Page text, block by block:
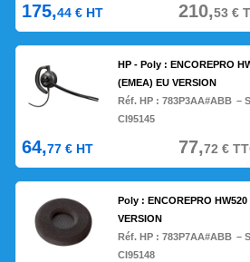
175,44 € HT 210,53€
HP - Poly : ENCOREPRO
(EMEA) EU VERSION
Réf. HP :783P3AA#ABB –
CI95145
64,77 € HT 77,72 €
Poly : ENCOREPRO HW520
VERSION
Réf. HP :783P7AA#ABB –
CI95148